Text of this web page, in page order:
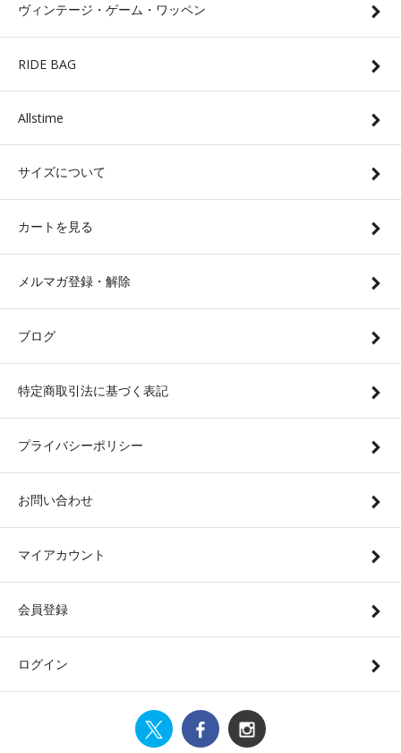
ヴィンテージ・ゲーム・ワッペン
RIDE BAG
Allstime
サイズについて
カートを見る
メルマガ登録・解除
ブログ
特定商取引法に基づく表記
プライバシーポリシー
お問い合わせ
マイアカウント
会員登録
ログイン